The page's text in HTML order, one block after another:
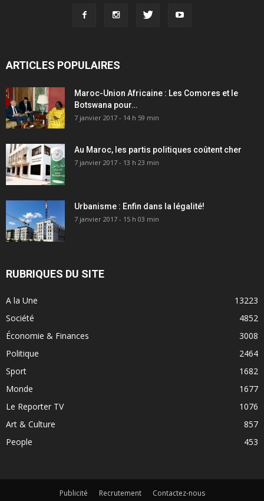
ARTICLES POPULAIRES
Maroc-Union Africaine : Les Comores et le
Botswana pour…
7 janvier 2017 - 14 h 59 min
Au Maroc, les partis politiques coûtent cher
7 janvier 2017 - 13 h 23 min
Urbanisme : Enfin dans la légalité!
7 janvier 2017 - 15 h 03 min
RUBRIQUES DU SITE
A la Une
13223
Société
4852
Économie & Finances
3008
Politique
2464
Sport
1682
Monde
1677
Le Reporter TV
1076
Art & Culture
857
People
453
Publicité Recrutement Contactez-nous